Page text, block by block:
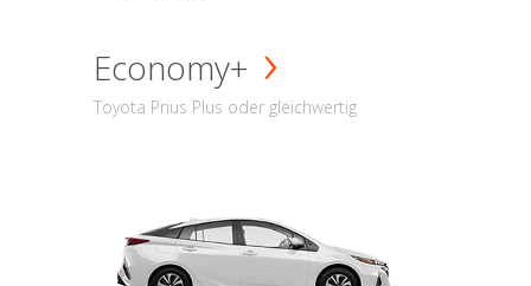
Economy+
Toyota Prius Plus oder gleichwertig